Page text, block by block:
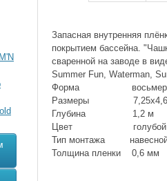
Запасная внутренняя
покрытием бассейна.
сваренной на заводе в
Summer Fun, Waterman,
Форма
Размеры 7,25х4,6
Глубина 1,2 м
Цвет голубой
Тип монтажа навесной
Толщина пленки 0,6 мм